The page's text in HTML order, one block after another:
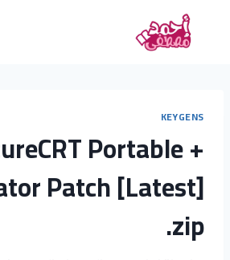
KEYGENS
Portable +
Patch [Latest]
.zip